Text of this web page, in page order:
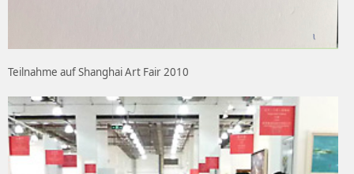
Teilnahme auf Shanghai Art Fair 2010